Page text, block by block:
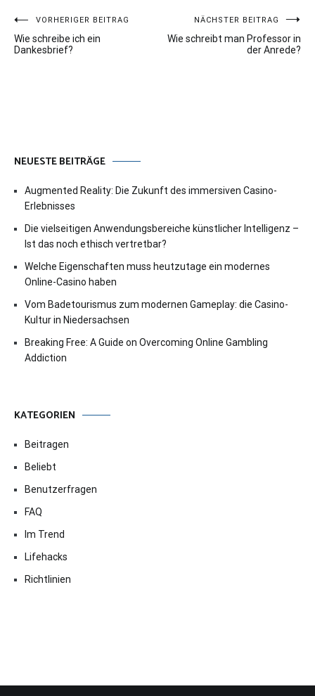
Beitragsnavigation
VORHERIGER BEITRAG
Wie schreibe ich ein
Dankesbrief?
NÄCHSTER BEITRAG
Wie schreibt man Professor in
der Anrede?
NEUESTE BEITRÄGE
Augmented Reality: Die Zukunft des immersiven Casino-
Erlebnisses
Die vielseitigen Anwendungsbereiche künstlicher Intelligenz –
Ist das noch ethisch vertretbar?
Welche Eigenschaften muss heutzutage ein modernes
Online-Casino haben
Vom Badetourismus zum modernen Gameplay: die Casino-
Kultur in Niedersachsen
Breaking Free: A Guide on Overcoming Online Gambling
Addiction
KATEGORIEN
Beitragen
Beliebt
Benutzerfragen
FAQ
Im Trend
Lifehacks
Richtlinien